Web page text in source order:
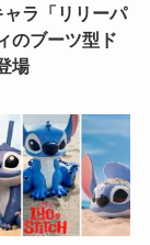
ャラ「リリーパ
のブーツ型ド
場